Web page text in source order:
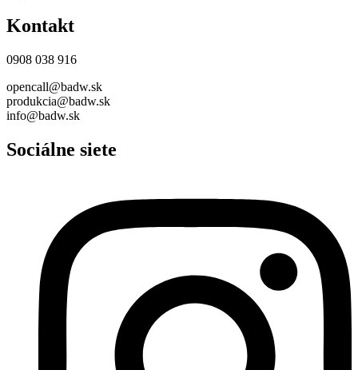
Kontakt
0908 038 916
opencall@badw.sk
produkcia@badw.sk
info@badw.sk
Sociálne siete